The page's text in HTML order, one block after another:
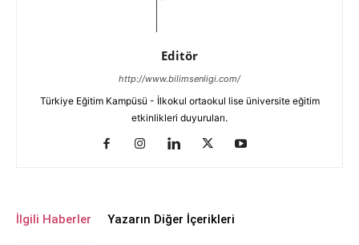
Editör
http://www.bilimsenligi.com/
Türkiye Eğitim Kampüsü - İlkokul ortaokul lise üniversite eğitim
etkinlikleri duyuruları.
İlgili Haberler Yazarın Diğer İçerikleri